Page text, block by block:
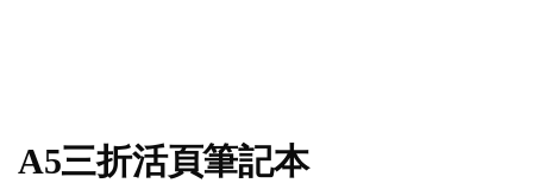
A5三折活頁筆記本